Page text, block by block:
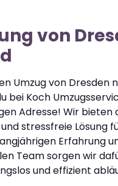
von
Umzug von Dresden
bei Koch
Adresse! Wir bieten
stressfreie Lösung
Erfahrung
Team sorgen wir
und effizient